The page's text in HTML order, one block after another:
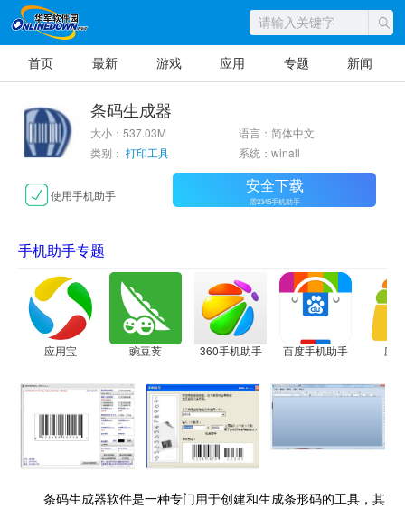
首页 最新 游戏 应用 专题 新闻
条码生成器
大小：537.03M
语言：简体中文
类别： 打印工具 系统：winall
使用手机助手 安全下载
需2345手机助手
手机助手专题
应用宝 豌豆荚 360手机助手 百度手机助手 应
条码生成器软件是一种专门用于创建和生成条形码的工具，其